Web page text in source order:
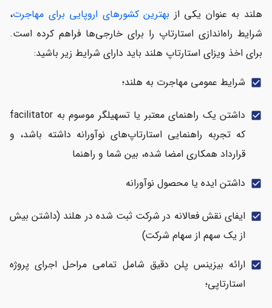
هلند به عنوان یکی از بهترین کشورهای اروپایی برای مهاجرت،
شرایط راه‌اندازی استارتاپ را برای خارجی‌ها فراهم کرده است.
برای اخذ ویزای استارتاپ هلند باید دارای شرایط زیر باشید:
check_box شرایط عمومی مهاجرت به هلند؛
check_box
داشتن یک راهنمای معتبر یا تسهیلگر موسوم به facilitator
که تجربه راهنمایی استارتاپ‌های نوآورانه داشته باشد، و
قرارداد همکاری امضا شده، بین شما و راهنما
check_box داشتن ایده یا محصول نوآورانه
check_box ایفای نقش فعالانه در شرکت ثبت شده در هلند (داشتن بیش
از یک سهم از سهام شرکت)
check_box ارائه بیزینس پلن دقیق شامل تمامی مراحل اجرای پروژه
استارتاپی؛